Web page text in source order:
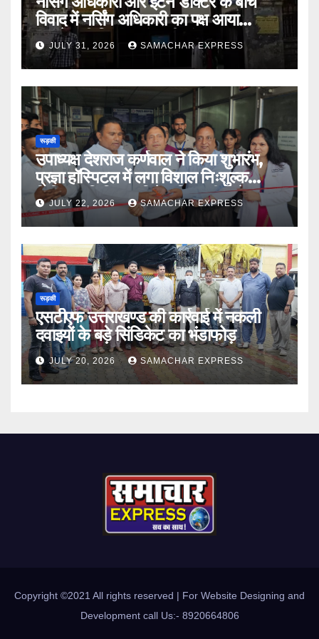
विवाद में नर्सिंग अधिकारी का पक्ष आया
सामने,करी निष्पक्ष जांच की मांग
JULY 31, 2026 SAMACHAR EXPRESS
रूड़की
उपाध्यक्ष देशराज कर्णवाल ने किया शुभारंभ,
प्रज्ञा हॉस्पिटल में लगा विशाल निःशुल्क
चिकित्सा शिविर डॉ दिनेश त्रिपाठी बोले मानव
सेवा भगवान की सेवा
JULY 22, 2026 SAMACHAR EXPRESS
रूड़की
एसटीएफ उत्तराखण्ड की कार्रवाई में नकली
दवाइयों के बड़े सिंडिकेट का भंडाफोड़
JULY 20, 2026 SAMACHAR EXPRESS
Copyright ©2021 All rights reserved | For Website Designing and
Development call Us:- 8920664806